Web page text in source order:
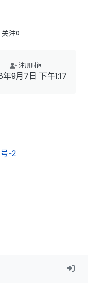
关注0
注册时间
年9月7日 下午1:17
-2